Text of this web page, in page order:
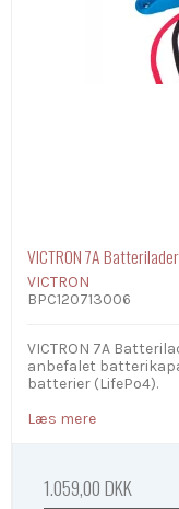
VICTRON 7A
VICTRON
BPC120713006
VICTRON 7A
anbefalet
batterier (LifePo4).
Læs mere
1.059,00 DKK